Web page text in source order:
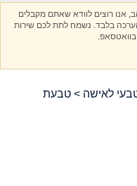
אנו רוצים לוודא שאתם מקבלים
בלבד. נשמח לתת לכם שירות
לאישה > טבעת